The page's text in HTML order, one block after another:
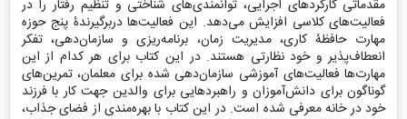
مقدماتی کارکردهای اجرایی، توانمندی‌های شناختی و تنظیم رفتار را در
فعالیت‌های کلاسی افزایش می‌دهد. این فعالیت‌ها دربرگیرندۀ پنج حوزه
مهارت حافظۀ کاری، مدیریت زمان، برنامه‌ریزی و سازمان‌دهی، تفکر
انعطاف‌پذیر و خود نظارتی هستند. در این کتاب برای هر کدام از این
مهارت‌ها فعالیت‌های آموزشی سازمان‌دهی شده برای معلمان، تمرین‌های
گوناگون برای دانش‌آموزان و راهبردهایی برای والدین جهت کار با فرزند
خود در خانه معرفی ‌شده است. در این کتاب با بهره‌مندی از فضای جذاب،